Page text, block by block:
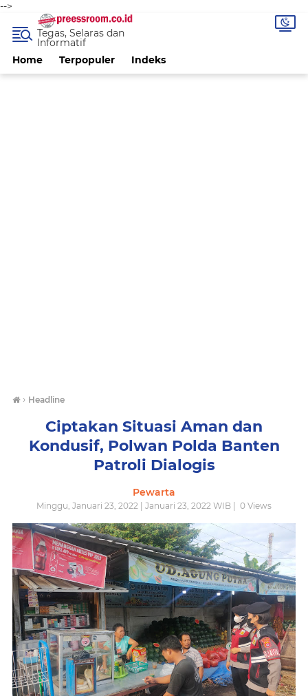
-->
Home Terpopuler Indeks
Tegas, Selaras dan
Informatif
› Headline
Ciptakan Situasi Aman dan
Kondusif, Polwan Polda Banten
Patroli Dialogis
Pewarta
Minggu, Januari 23, 2022 | Januari 23, 2022 WIB | 0 Views